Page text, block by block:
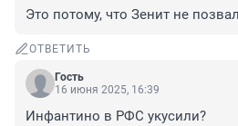
Это потому, что Зенит не
ОТВЕТИТЬ
Гость
16 июня 2025, 16:39
Инфантино в РФС укусили?